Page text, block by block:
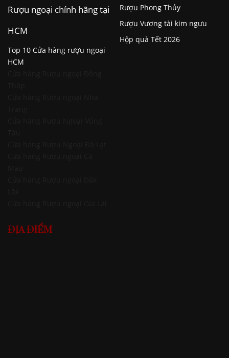
Rượu ngoại chính hãng tại
HCM
Top 10 Cửa hàng rượu ngoại
HCM
Rượu Phong Thủy
Rượu Vương tài kim ngưu
Hộp quà Tết 2026
ĐỊA ĐIỂM